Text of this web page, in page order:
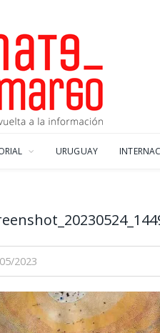
URUGUAY
2023